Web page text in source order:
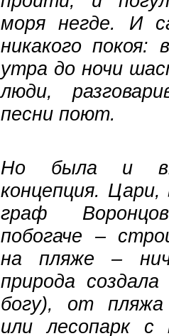
моря негде. И
никакого покоя:
утра до ночи
люди,
песни поют.
Но была и
концепция. Цари,
граф
побогаче –
на пляже –
природа
богу), от
или лесопарк с